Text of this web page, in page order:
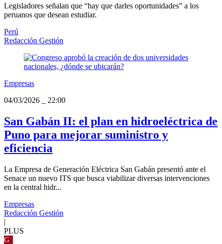
Legisladores señalan que “hay que darles oportunidades” a los
peruanos que desean estudiar.
Perú
Redacción Gestión
Empresas
04/03/2026
22:00
San Gabán II: el plan en hidroeléctrica de
Puno para mejorar suministro y
eficiencia
La Empresa de Generación Eléctrica San Gabán presentó ante el
Senace un nuevo ITS que busca viabilizar diversas intervenciones
en la central hidr...
Empresas
Redacción Gestión
|
PLUS
G